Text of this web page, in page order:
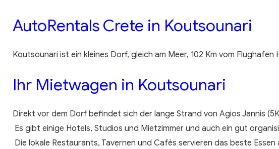
AutoRentals Crete in Koutsounari
Koutsounari ist ein kleines Dorf, gleich am Meer, 102 Km vom
Ihr Mietwagen in Koutsounari
Direkt vor dem Dorf befindet sich der lange Strand von Agios Jannis
Es gibt einige Hotels, Studios und Mietzimmer und auch ein gut
Die lokale Restaurants, Tavernen und Cafés servieren das beste